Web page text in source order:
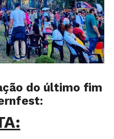
do último fim